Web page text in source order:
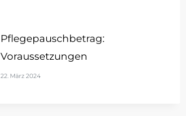
Pflegepauschbetrag:
Voraussetzungen
22. März 2024